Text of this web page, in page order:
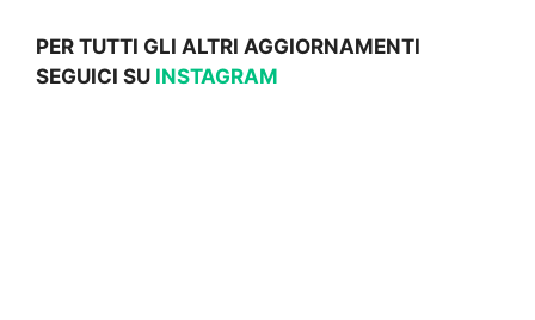
PER TUTTI GLI ALTRI AGGIORNAMENTI
SEGUICI SU INSTAGRAM